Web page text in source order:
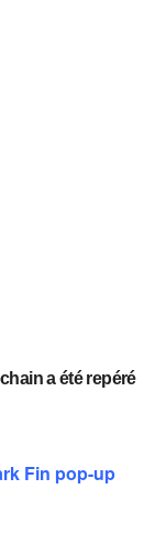
a été repéré
Fin pop-up